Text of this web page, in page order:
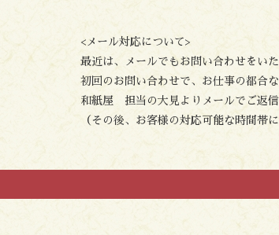
<メール対応について>
最近は、メールでもお問い合わせをい
初回のお問い合わせで、お仕事の都合
和紙屋 担当の大見よりメールでご返信
（その後、お客様の対応可能な時間帯